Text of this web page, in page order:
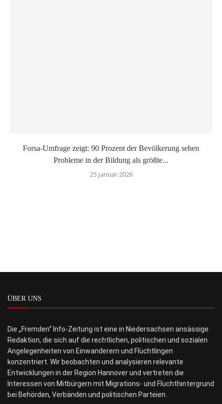
Forsa-Umfrage zeigt: 90 Prozent der Bevölkerung sehen
Probleme in der Bildung als größte...
25 Januar 2026
ÜBER UNS
Die „Fremden“ Info-Zeitung ist eine in Niedersachsen ansässige
Redaktion, die sich auf die rechtlichen, politischen und sozialen
Angelegenheiten von Einwanderern und Flüchtlingen
konzentriert. Wir beobachten und analysieren relevante
Entwicklungen in der Region Hannover und vertreten die
Interessen von Mitbürgern mit Migrations- und Fluchthintergrund
bei Behörden, Verbänden und politischen Parteien.